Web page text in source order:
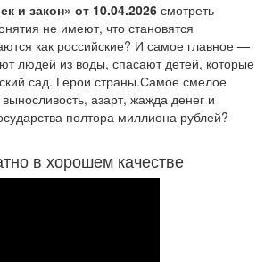
и закон» от 10.04.2026 смотреть
не имеют, что становятся
как российские? И самое главное —
людей из воды, спасают детей, которые
сад. Герои страны.Самое смелое
азарт, жажда денег и
полтора миллиона рублей?
в хорошем качестве